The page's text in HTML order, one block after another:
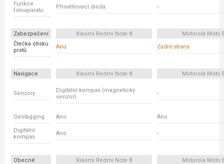
Funkce
fotoaparátu
Přisvětlovací dioda -
Zabezpečení Xiaomi Redmi Note 8
Motorola Moto
Čtečka otisku
prstů
Ano Zadní strana
Navigace Xiaomi Redmi Note 8 Motorola Moto
Senzory
Digitální kompas (magnetický
senzor)
-
Geotagging Ano Ano
Digitální
kompas
Ano -
Obecné Xiaomi Redmi Note 8
Motorola Moto